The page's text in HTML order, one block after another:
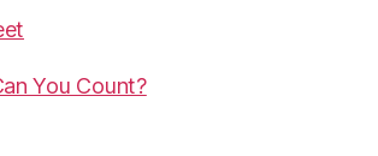
You Count?